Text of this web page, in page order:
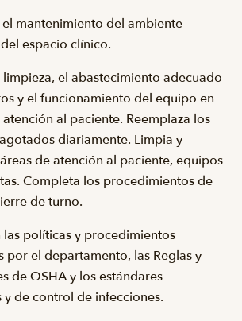
mantenimiento del ambiente
espacio clínico.
limpieza, el abastecimiento adecuado
y el funcionamiento del equipo en
atención al paciente. Reemplaza los
diariamente. Limpia y
de atención al paciente, equipos
Completa los procedimientos de
de turno.
las políticas y procedimientos
por el departamento, las Reglas y
de OSHA y los estándares
y de control de infecciones.